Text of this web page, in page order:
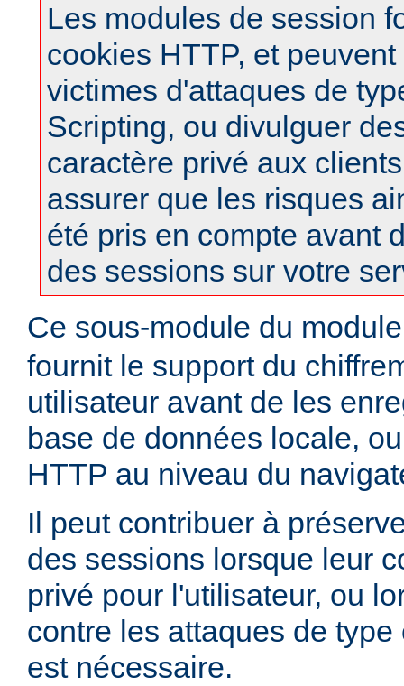
Les modules de session
cookies HTTP, et
victimes d'attaques de
Scripting, ou divulguer
caractère privé aux
assurer que les risques
été pris en compte avant
des sessions sur votre
Ce sous-module du
fournit le support du
utilisateur avant de les
base de données locale,
HTTP au niveau du
Il peut contribuer à
des sessions lorsque leur
privé pour l'utilisateur, ou
contre les attaques de
est nécessaire.